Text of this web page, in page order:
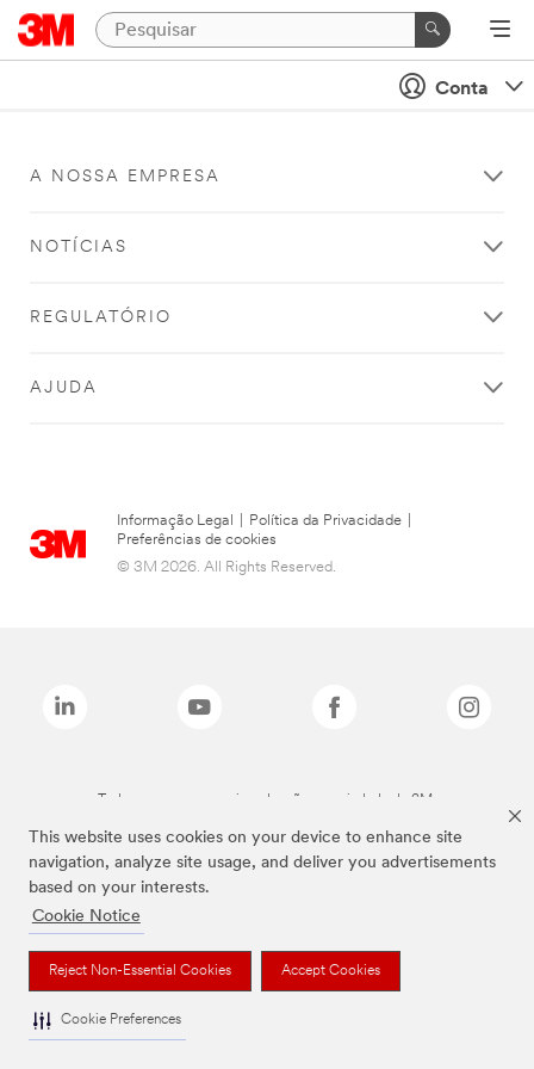
This website uses cookies on your device to enhance site
navigation, analyze site usage, and deliver you advertisements
based on your interests.
Cookie Notice
Reject Non-Essential Cookies Accept Cookies
Cookie Preferences
Conta
A NOSSA EMPRESA
NOTÍCIAS
REGULATÓRIO
AJUDA
Informação Legal Política da Privacidade
Preferências de cookies
© 3M 2026. All Rights Reserved.
Todas as marcas mencionadas são propriedade da 3M.